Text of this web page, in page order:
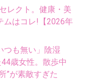
レクト。健康・美
ムはコレ!【2026年
つも無い」陰湿
歳女性。散歩中
”が素敵すぎた